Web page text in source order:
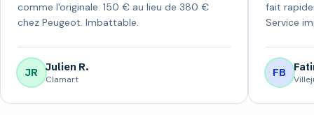
comme l'originale. 150 € au lieu de 380 €
chez Peugeot. Imbattable.
JR Julien R.
Clamart
fait
Service
FB